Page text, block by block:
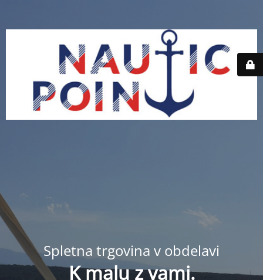
Spletna trgovina v obdelavi
K malu z vami.